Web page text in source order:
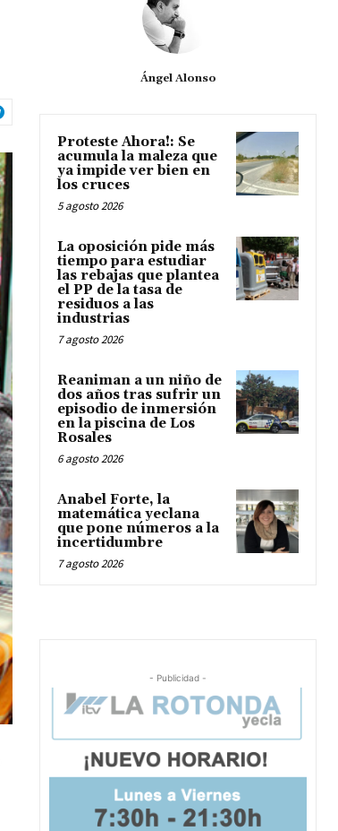
Ángel Alonso
Proteste Ahora!: Se
acumula la maleza que
ya impide ver bien en
los cruces
5 agosto 2026
La oposición pide más
tiempo para estudiar
las rebajas que plantea
el PP de la tasa de
residuos a las
industrias
7 agosto 2026
Reaniman a un niño de
dos años tras sufrir un
episodio de inmersión
en la piscina de Los
Rosales
6 agosto 2026
Anabel Forte, la
matemática yeclana
que pone números a la
incertidumbre
7 agosto 2026
- Publicidad -